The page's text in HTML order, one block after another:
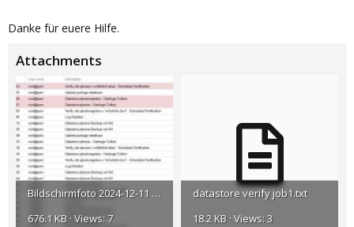
Danke für euere Hilfe.
Attachments
Bildschirmfoto 2024-12-11 um 08.52.35.jpg
676.1 KB · Views: 7
datastore verify job1.txt
18.2 KB · Views: 3